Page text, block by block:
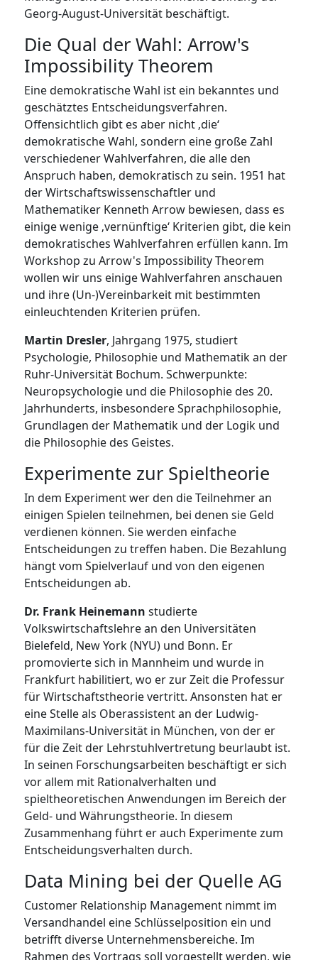
Georg-August-Universität beschäftigt.
Die Qual der Wahl: Arrow's
Impossibility Theorem
Eine demokratische Wahl ist ein bekanntes und
geschätztes Entscheidungsverfahren.
Offensichtlich gibt es aber nicht ‚die‘
demokratische Wahl, sondern eine große Zahl
verschiedener Wahlverfahren, die alle den
Anspruch haben, demokratisch zu sein. 1951 hat
der Wirtschaftswissenschaftler und
Mathematiker Kenneth Arrow bewiesen, dass es
einige wenige ‚vernünftige‘ Kriterien gibt, die kein
demokratisches Wahlverfahren erfüllen kann. Im
Workshop zu Arrow's Impossibility Theorem
wollen wir uns einige Wahlverfahren anschauen
und ihre (Un-)Vereinbarkeit mit bestimmten
einleuchtenden Kriterien prüfen.
Martin Dresler, Jahrgang 1975, studiert
Psychologie, Philosophie und Mathematik an der
Ruhr-Universität Bochum. Schwerpunkte:
Neuropsychologie und die Philosophie des 20.
Jahrhunderts, insbesondere Sprachphilosophie,
Grundlagen der Mathematik und der Logik und
die Philosophie des Geistes.
Experimente zur Spieltheorie
In dem Experiment wer den die Teilnehmer an
einigen Spielen teilnehmen, bei denen sie Geld
verdienen können. Sie werden einfache
Entscheidungen zu treffen haben. Die Bezahlung
hängt vom Spielverlauf und von den eigenen
Entscheidungen ab.
Dr. Frank Heinemann studierte
Volkswirtschaftslehre an den Universitäten
Bielefeld, New York (NYU) und Bonn. Er
promovierte sich in Mannheim und wurde in
Frankfurt habilitiert, wo er zur Zeit die Professur
für Wirtschaftstheorie vertritt. Ansonsten hat er
eine Stelle als Oberassistent an der Ludwig-
Maximilans-Universität in München, von der er
für die Zeit der Lehrstuhlvertretung beurlaubt ist.
In seinen Forschungsarbeiten beschäftigt er sich
vor allem mit Rationalverhalten und
spieltheoretischen Anwendungen im Bereich der
Geld- und Währungstheorie. In diesem
Zusammenhang führt er auch Experimente zum
Entscheidungsverhalten durch.
Data Mining bei der Quelle AG
Customer Relationship Management nimmt im
Versandhandel eine Schlüsselposition ein und
betrifft diverse Unternehmensbereiche. Im
Rahmen des Vortrags soll vorgestellt werden, wie